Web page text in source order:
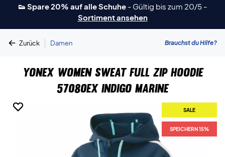
👟 Spare 20% auf alle Schuhe - Gültig bis zum 20/5 -
Sortiment ansehen
Zurück | Damen Brauchst du Hilfe?
Yonex Women Sweat Full Zip Hoodie
57080EX Indigo Marine
SALE
SPEICHERN 15%
SALE
SPEICHERN 15%